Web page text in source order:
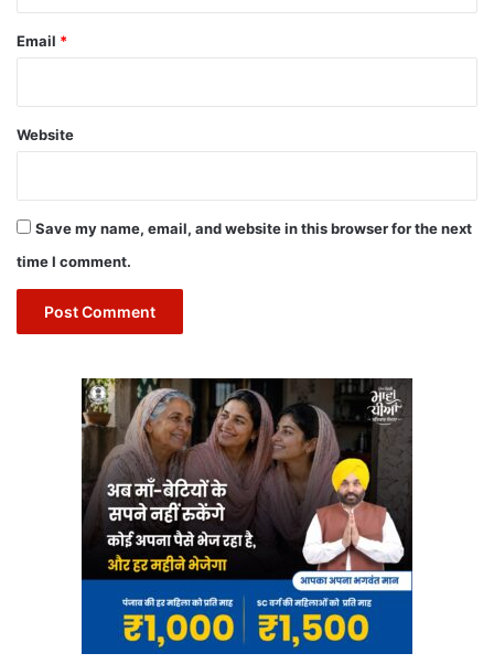
Email *
Website
Save my name, email, and website in this browser for the next
time I comment.